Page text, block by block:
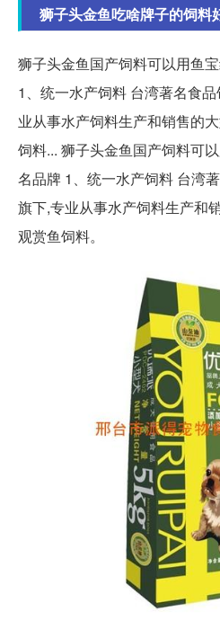
狮子头金鱼吃啥牌子的饲料
狮子头金鱼国产饲料可以用鱼
1、统一水产饲料 台湾著名食
业从事水产饲料生产和销售的
饲料... 狮子头金鱼国产饲料可
名品牌 1、统一水产饲料 台湾
旗下,专业从事水产饲料生产和
观赏鱼饲料。